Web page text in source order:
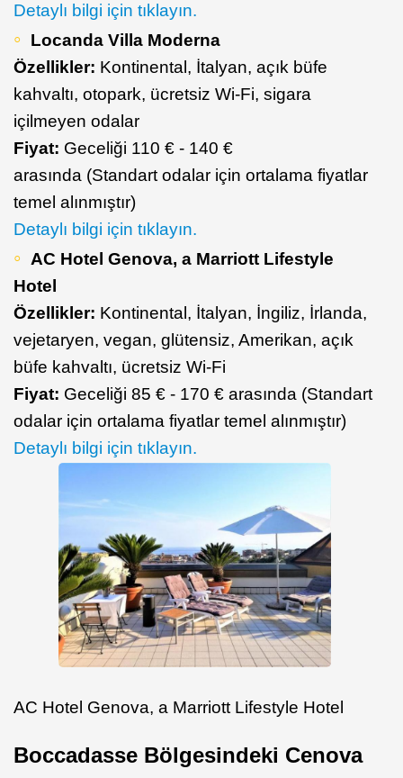
Detaylı bilgi için tıklayın.
Locanda Villa Moderna
Özellikler: Kontinental, İtalyan, açık büfe
kahvaltı, otopark, ücretsiz Wi-Fi, sigara
içilmeyen odalar
Fiyat: Geceliği 110 € - 140 €
arasında (Standart odalar için ortalama fiyatlar
temel alınmıştır)
Detaylı bilgi için tıklayın.
AC Hotel Genova, a Marriott Lifestyle
Hotel
Özellikler: Kontinental, İtalyan, İngiliz, İrlanda,
vejetaryen, vegan, glütensiz, Amerikan, açık
büfe kahvaltı, ücretsiz Wi-Fi
Fiyat: Geceliği 85 € - 170 € arasında (Standart
odalar için ortalama fiyatlar temel alınmıştır)
Detaylı bilgi için tıklayın.
AC Hotel Genova, a Marriott Lifestyle Hotel
Boccadasse Bölgesindeki Cenova